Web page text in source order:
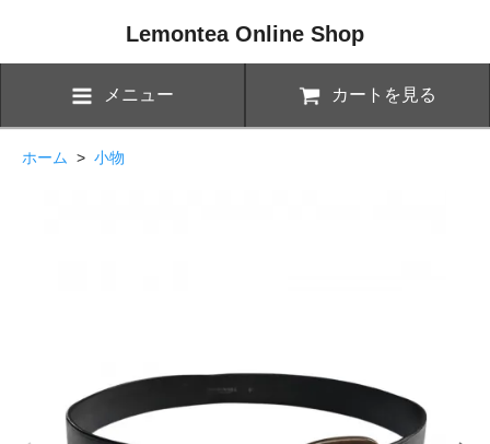
Lemontea Online Shop
メニュー カートを見る
ホーム > 小物